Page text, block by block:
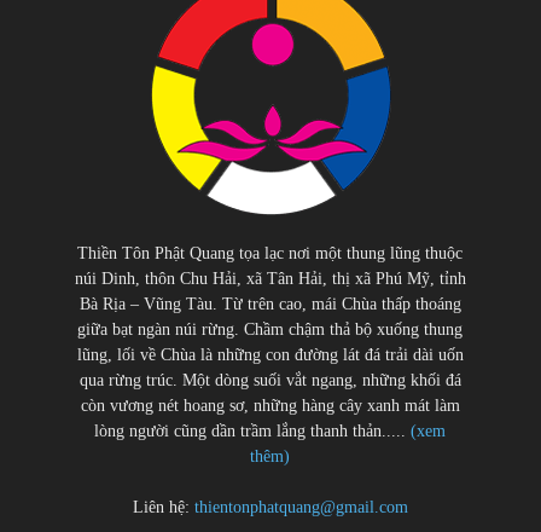
Thiền Tôn Phật Quang tọa lạc nơi một thung lũng thuộc
núi Dinh, thôn Chu Hải, xã Tân Hải, thị xã Phú Mỹ, tỉnh
Bà Rịa – Vũng Tàu. Từ trên cao, mái Chùa thấp thoáng
giữa bạt ngàn núi rừng. Chầm chậm thả bộ xuống thung
lũng, lối về Chùa là những con đường lát đá trải dài uốn
qua rừng trúc. Một dòng suối vắt ngang, những khối đá
còn vương nét hoang sơ, những hàng cây xanh mát làm
lòng người cũng dần trầm lắng thanh thản.....(xem
thêm)
Liên hệ: thientonphatquang@gmail.com